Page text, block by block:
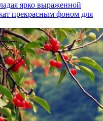
ярко выраженной
прекрасным фоном для